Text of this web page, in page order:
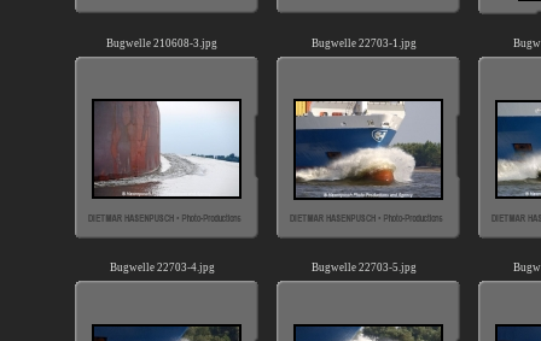
Bugwelle 210608-3.jpg Bugwelle 22703-1.jpg
Bugwelle 22703-4.jpg Bugwelle 22703-5.jpg